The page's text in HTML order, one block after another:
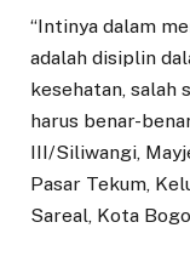
“Intinya dalam
adalah disiplin
kesehatan, salah
harus benar-
III/Siliwangi,
Pasar Tekum,
Sareal, Kota